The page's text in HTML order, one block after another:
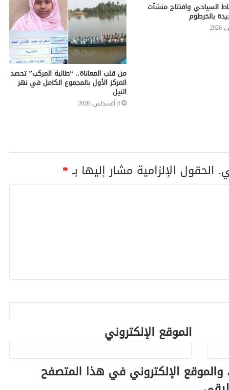
السياحي وافتتاح منشٱت
بالخرطوم
من قلب المعاناة.. “طالبة المركب” تحصد
المركز الأول بالمجموع الكامل في نهر
النيل
6 أغسطس، 2026
الحقول الإلزامية مشار إليها بـ*
الموقع الإلكتروني
الإلكتروني في هذا المتصفح